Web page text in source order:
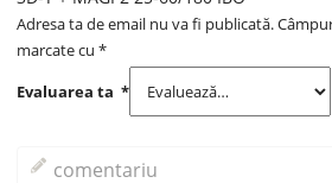
Adresa ta de email nu va fi publicată.
marcate cu*
Evaluarea ta*